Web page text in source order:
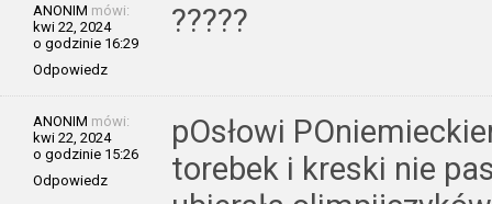
ANONIM mówi:
kwi 22, 2024
o godzinie 16:29
Odpowiedz
?????
ANONIM mówi:
kwi 22, 2024
o godzinie 15:26
Odpowiedz
pOsłowi
torebek i kreski nie